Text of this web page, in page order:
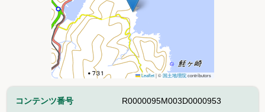
Leaflet|©国土地理院contributors
コンテンツ番号 R0000095M003D0000953